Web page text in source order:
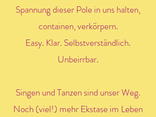
Spannung dieser Pole in uns halten,
containen, verkörpern.
Easy. Klar. Selbstverständlich.
Unbeirrbar.
Singen und Tanzen sind unser Weg.
Noch (viel!) mehr Ekstase im Leben